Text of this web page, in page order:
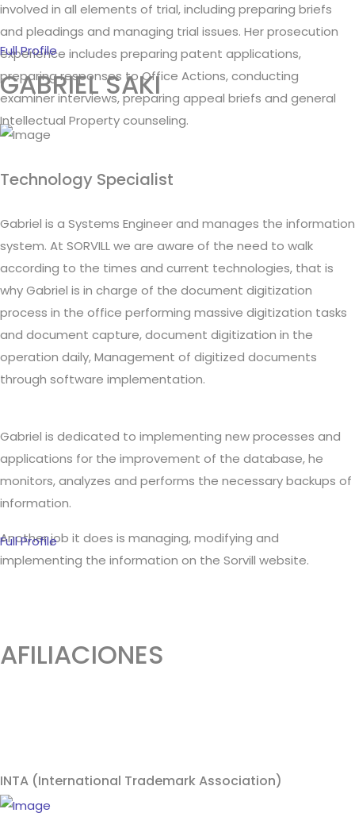
involved in all elements of trial, including preparing briefs
and pleadings and managing trial issues. Her prosecution
experience includes preparing patent applications,
preparing responses to Office Actions, conducting
examiner interviews, preparing appeal briefs and general
Intellectual Property counseling.
Full Profile
GABRIEL SAKI
Technology Specialist
Gabriel is a Systems Engineer and manages the information
system. At SORVILL we are aware of the need to walk
according to the times and current technologies, that is
why Gabriel is in charge of the document digitization
process in the office performing massive digitization tasks
and document capture, document digitization in the
operation daily, Management of digitized documents
through software implementation.
Gabriel is dedicated to implementing new processes and
applications for the improvement of the database, he
monitors, analyzes and performs the necessary backups of
information.
Another job it does is managing, modifying and
implementing the information on the Sorvill website.
Full Profile
AFILIACIONES
INTA (International Trademark Association)